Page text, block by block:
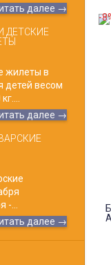
далее →
ДЕТСКИЕ
жилеты в
детей весом
далее →
...
далее →
-